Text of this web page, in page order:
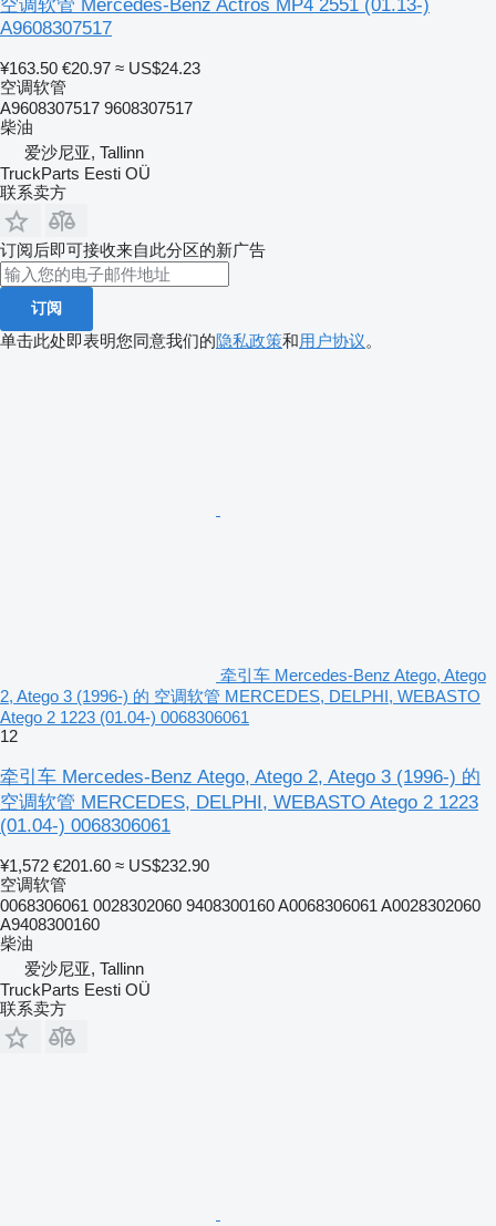
空调软管 Mercedes-Benz Actros MP4 2551 (01.13-)
A9608307517
¥163.50 €20.97 ≈ US$24.23
空调软管
A9608307517 9608307517
柴油
爱沙尼亚, Tallinn
TruckParts Eesti OÜ
联系卖方
订阅后即可接收来自此分区的新广告
订阅
单击此处即表明您同意我们的隐私政策和用户协议。
牵引车 Mercedes-Benz Atego, Atego
2, Atego 3 (1996-) 的 空调软管 MERCEDES, DELPHI, WEBASTO
Atego 2 1223 (01.04-) 0068306061
12
牵引车 Mercedes-Benz Atego, Atego 2, Atego 3 (1996-) 的
空调软管 MERCEDES, DELPHI, WEBASTO Atego 2 1223
(01.04-) 0068306061
¥1,572 €201.60 ≈ US$232.90
空调软管
0068306061 0028302060 9408300160 A0068306061 A0028302060
A9408300160
柴油
爱沙尼亚, Tallinn
TruckParts Eesti OÜ
联系卖方